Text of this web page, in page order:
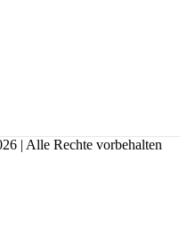
| Alle Rechte vorbehalten